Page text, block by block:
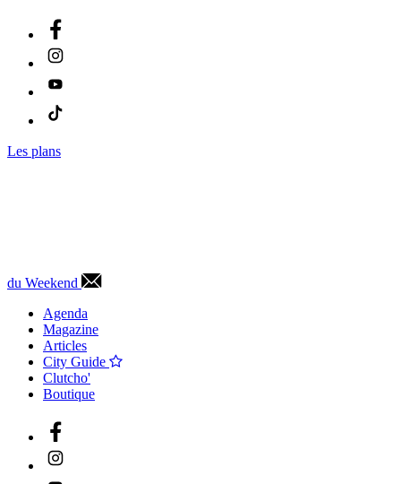
Les plans
du Weekend
Agenda
Magazine
Articles
City Guide
Clutcho'
Boutique